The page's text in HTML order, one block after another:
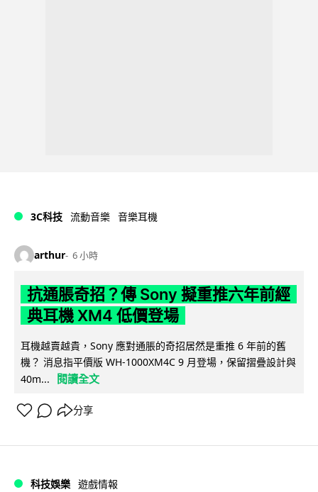
3C科技 流動音樂 音樂耳機
arthur 6 小時
抗通脹奇招？傳 Sony 擬重推六年前經
典耳機 XM4 低價登場
耳機越賣越貴，Sony 應對通脹的奇招居然是重推 6 年前的舊
機？ 消息指平價版 WH-1000XM4C 9 月登場，保留摺疊設計與
40m...
閱讀全文
分享
科技娛樂 遊戲情報